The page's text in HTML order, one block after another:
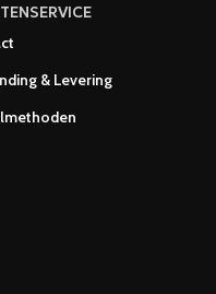
& Levering